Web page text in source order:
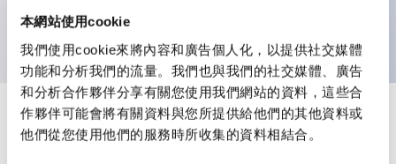
本網站使用cookie
我們使用cookie來將內容和廣告個人化，以提供社交媒體
功能和分析我們的流量。我們也與我們的社交媒體、廣告
和分析合作夥伴分享有關您使用我們網站的資料，這些合
作夥伴可能會將有關資料與您所提供給他們的其他資料或
他們從您使用他們的服務時所收集的資料相結合。
防護結構為IP65（IEC60529）
規格